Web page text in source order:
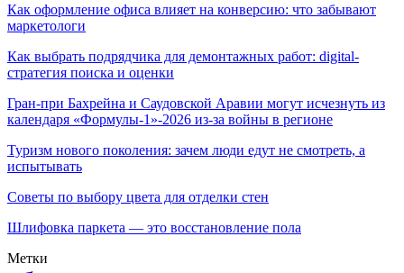
Как оформление офиса влияет на конверсию: что забывают
маркетологи
Как выбрать подрядчика для демонтажных работ: digital-
стратегия поиска и оценки
Гран-при Бахрейна и Саудовской Аравии могут исчезнуть из
календаря «Формулы-1»-2026 из-за войны в регионе
Туризм нового поколения: зачем люди едут не смотреть, а
испытывать
Советы по выбору цвета для отделки стен
Шлифовка паркета — это восстановление пола
Метки